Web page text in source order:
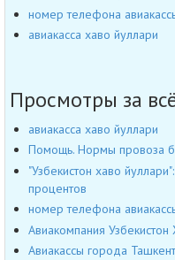
номер телефона
авиакасса хаво йуллари
Просмотры за
авиакасса хаво йуллари
Помощь. Нормы провоза
"Узбекистон хаво
процентов
номер телефона
Авиакомпания
Авиакассы города Ташкент